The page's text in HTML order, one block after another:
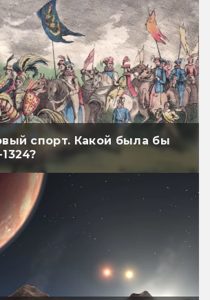
спорт. Какой была бы